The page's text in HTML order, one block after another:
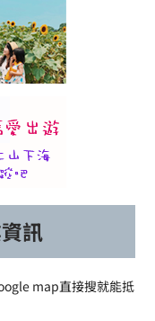
訊
map直接搜就能抵